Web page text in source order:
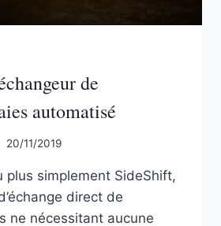
de
automatisé
20/11/2019
plus simplement SideShift,
direct de
ne nécessitant aucune